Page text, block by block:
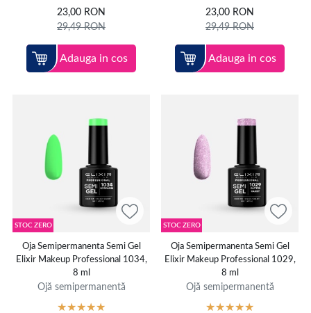
23,00 RON
29,49RON
Adauga in cos
23,00 RON
29,49RON
Adauga in cos
STOC ZERO
Oja Semipermanenta Semi Gel
Elixir Makeup Professional 1034,
8 ml
Ojă semipermanentă
STOC ZERO
Oja Semipermanenta Semi Gel
Elixir Makeup Professional 1029,
8 ml
Ojă semipermanentă